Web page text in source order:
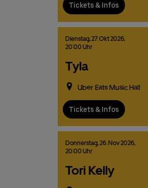
Tickets & Infos
Dienstag,27.Okt2026,
20:00 Uhr
Tyla
Uber Eats Music Hall
Tickets & Infos
Donnerstag,26.Nov2026,
20:00 Uhr
Tori Kelly